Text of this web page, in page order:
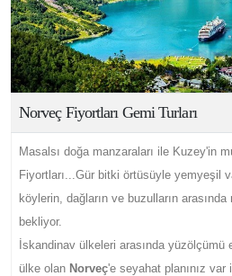
Norveç Fiyortları Gemi Turları
Masalsı doğa manzaraları ile Kuzey'in
Fiyortları...Gür bitki örtüsüyle yemyeşil
köylerin, dağların ve buzulların
bekliyor.
İskandinav ülkeleri arasında
ülke olan Norveç'e seyahat planınız